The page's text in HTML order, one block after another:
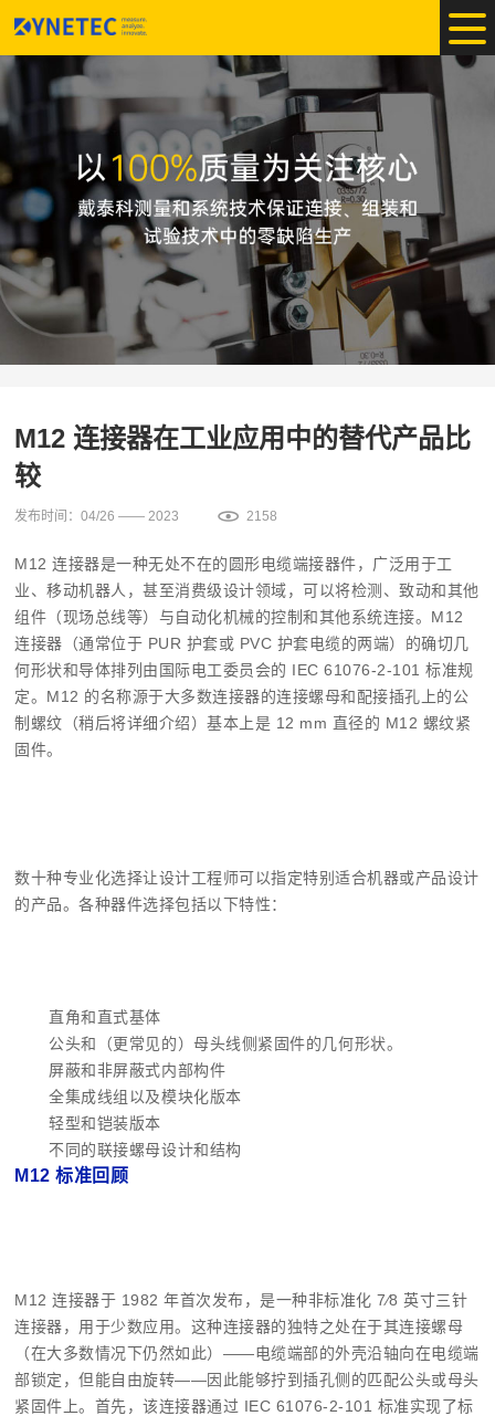
M12 连接器在工业应用中的替代产品比
较
发布时间：04/26 —— 2023 2158
M12 连接器是一种无处不在的圆形电缆端接器件，广泛用于工
业、移动机器人，甚至消费级设计领域，可以将检测、致动和其他
组件（现场总线等）与自动化机械的控制和其他系统连接。M12
连接器（通常位于 PUR 护套或 PVC 护套电缆的两端）的确切几
何形状和导体排列由国际电工委员会的 IEC 61076-2-101 标准规
定。M12 的名称源于大多数连接器的连接螺母和配接插孔上的公
制螺纹（稍后将详细介绍）基本上是 12 mm 直径的 M12 螺纹紧
固件。
数十种专业化选择让设计工程师可以指定特别适合机器或产品设计
的产品。各种器件选择包括以下特性：
直角和直式基体
公头和（更常见的）母头线侧紧固件的几何形状。
屏蔽和非屏蔽式内部构件
全集成线组以及模块化版本
轻型和铠装版本
不同的联接螺母设计和结构
M12 标准回顾
M12 连接器于 1982 年首次发布，是一种非标准化 7⁄8 英寸三针
连接器，用于少数应用。这种连接器的独特之处在于其连接螺母
（在大多数情况下仍然如此）——电缆端部的外壳沿轴向在电缆端
部锁定，但能自由旋转——因此能够拧到插孔侧的匹配公头或母头
紧固件上。首先，该连接器通过 IEC 61076-2-101 标准实现了标